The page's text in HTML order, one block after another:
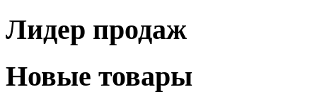
Лидер продаж
Новые товары